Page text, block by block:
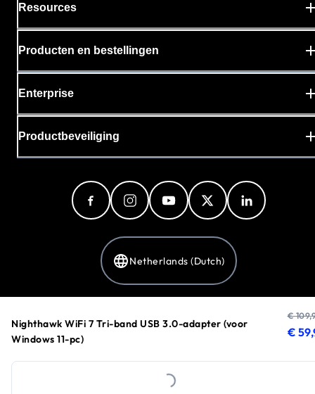
Nighthawk WiFi 7 Tri-band USB 3.0-adapter (voor
Windows 11-pc)
€
€
Loading...
Resources
Producten en bestellingen
Enterprise
Productbeveiliging
Netherlands (Dutch)
Privacybeleid
1996-2026NETGEAR®